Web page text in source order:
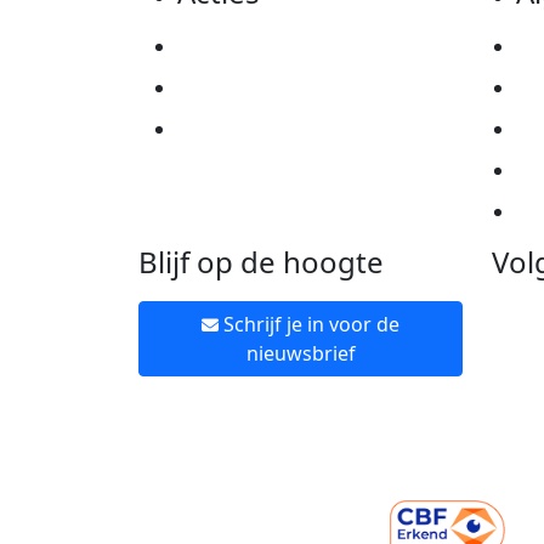
Blijf op de hoogte
Schrijf je in voor de
nieuwsbrief